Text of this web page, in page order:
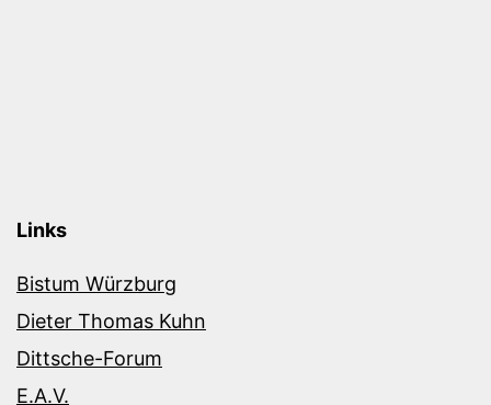
Links
Bistum Würzburg
Dieter Thomas Kuhn
Dittsche-Forum
E.A.V.